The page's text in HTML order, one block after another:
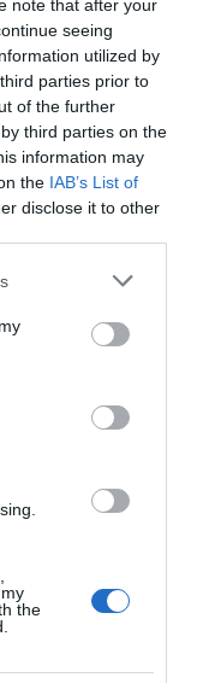
note that after your
seeing
utilized by
parties prior to
of the further
third parties on the
information may
the IAB’s List of
disclose it to other
the